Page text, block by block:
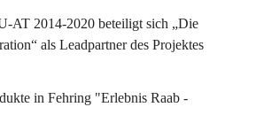
AT 2014-2020 beteiligt sich „Die
als Leadpartner des Projektes
in Fehring "Erlebnis Raab -